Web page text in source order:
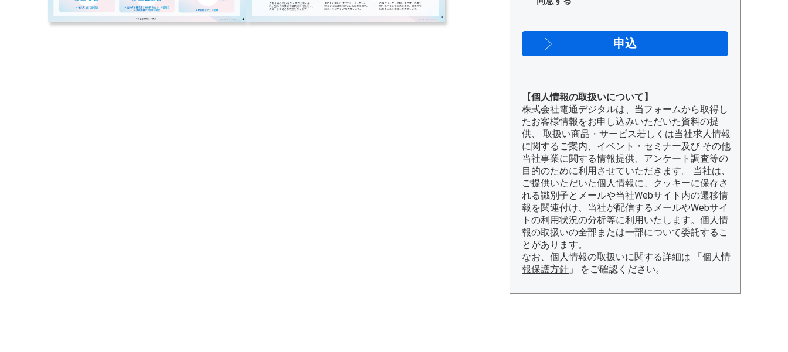
【個人情報の取扱いについて】
株式会社電通デジタルは、当フォームから取得し
たお客様情報をお申し込みいただいた資料の提
供、 取扱い商品・サービス若しくは当社求人情報
に関するご案内、イベント・セミナー及び その他
当社事業に関する情報提供、アンケート調査等の
目的のために利用させていただきます。 当社は、
ご提供いただいた個人情報に、クッキーに保存さ
れる識別子とメールや当社Webサイト内の遷移情
報を関連付け、当社が配信するメールやWebサイ
トの利用状況の分析等に利用いたします。個人情
報の取扱いの全部または一部について委託するこ
とがあります。
なお、個人情報の取扱いに関する詳細は 「個人情
報保護方針 」 をご確認ください。